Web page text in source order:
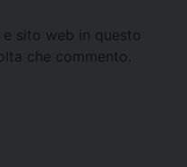
sito web in questo
che commento.